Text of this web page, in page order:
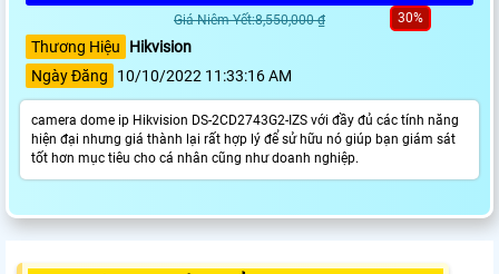
Giá Niêm Yết:8,550,000 ₫ 30%
Thương Hiệu
Hikvision
Ngày Đăng
10/10/2022 11:33:16 AM
camera dome ip Hikvision DS-2CD2743G2-IZS với đầy đủ các tính năng
hiện đại nhưng giá thành lại rất hợp lý để sử hữu nó giúp bạn giám sát
tốt hơn mục tiêu cho cá nhân cũng như doanh nghiệp.